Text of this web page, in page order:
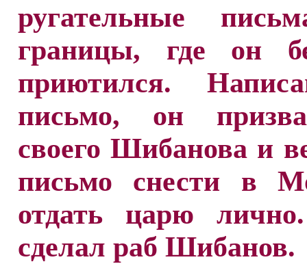
ругательные
границы, где он
приютился.
письмо, он
своего Шибанова и
письмо снести в
отдать царю
сделал раб Шибанов.